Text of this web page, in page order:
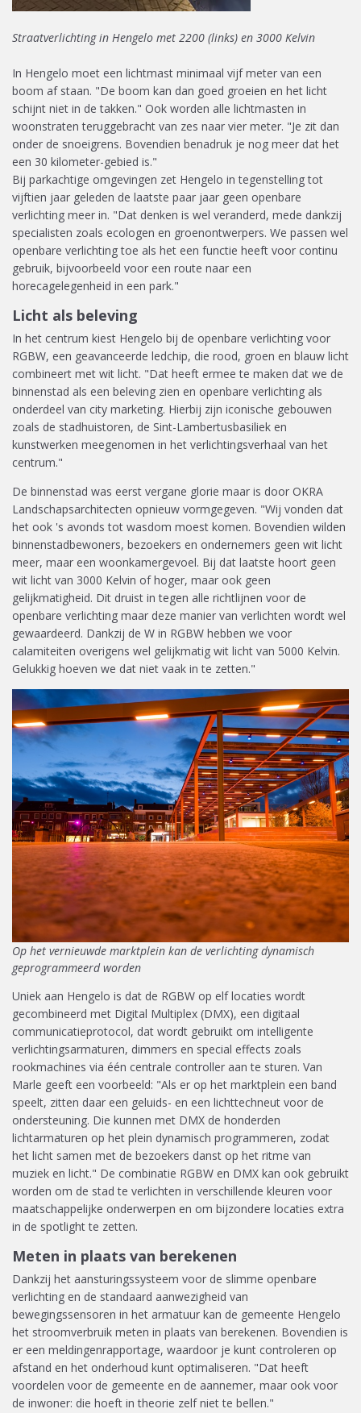
Straatverlichting in Hengelo met 2200 (links) en 3000 Kelvin
In Hengelo moet een lichtmast minimaal vijf meter van een
boom af staan. "De boom kan dan goed groeien en het licht
schijnt niet in de takken." Ook worden alle lichtmasten in
woonstraten teruggebracht van zes naar vier meter. "Je zit dan
onder de snoeigrens. Bovendien benadruk je nog meer dat het
een 30 kilometer-gebied is."
Bij parkachtige omgevingen zet Hengelo in tegenstelling tot
vijftien jaar geleden de laatste paar jaar geen openbare
verlichting meer in. "Dat denken is wel veranderd, mede dankzij
specialisten zoals ecologen en groenontwerpers. We passen wel
openbare verlichting toe als het een functie heeft voor continu
gebruik, bijvoorbeeld voor een route naar een
horecagelegenheid in een park."
Licht als beleving
In het centrum kiest Hengelo bij de openbare verlichting voor
RGBW, een geavanceerde ledchip, die rood, groen en blauw licht
combineert met wit licht. "Dat heeft ermee te maken dat we de
binnenstad als een beleving zien en openbare verlichting als
onderdeel van city marketing. Hierbij zijn iconische gebouwen
zoals de stadhuistoren, de Sint-Lambertusbasiliek en
kunstwerken meegenomen in het verlichtingsverhaal van het
centrum."
De binnenstad was eerst vergane glorie maar is door OKRA
Landschapsarchitecten opnieuw vormgegeven. "Wij vonden dat
het ook 's avonds tot wasdom moest komen. Bovendien wilden
binnenstadbewoners, bezoekers en ondernemers geen wit licht
meer, maar een woonkamergevoel. Bij dat laatste hoort geen
wit licht van 3000 Kelvin of hoger, maar ook geen
gelijkmatigheid. Dit druist in tegen alle richtlijnen voor de
openbare verlichting maar deze manier van verlichten wordt wel
gewaardeerd. Dankzij de W in RGBW hebben we voor
calamiteiten overigens wel gelijkmatig wit licht van 5000 Kelvin.
Gelukkig hoeven we dat niet vaak in te zetten."
Op het vernieuwde marktplein kan de verlichting dynamisch
geprogrammeerd worden
Uniek aan Hengelo is dat de RGBW op elf locaties wordt
gecombineerd met Digital Multiplex (DMX), een digitaal
communicatieprotocol, dat wordt gebruikt om intelligente
verlichtingsarmaturen, dimmers en special effects zoals
rookmachines via één centrale controller aan te sturen. Van
Marle geeft een voorbeeld: "Als er op het marktplein een band
speelt, zitten daar een geluids- en een lichttechneut voor de
ondersteuning. Die kunnen met DMX de honderden
lichtarmaturen op het plein dynamisch programmeren, zodat
het licht samen met de bezoekers danst op het ritme van
muziek en licht." De combinatie RGBW en DMX kan ook gebruikt
worden om de stad te verlichten in verschillende kleuren voor
maatschappelijke onderwerpen en om bijzondere locaties extra
in de spotlight te zetten.
Meten in plaats van berekenen
Dankzij het aansturingssysteem voor de slimme openbare
verlichting en de standaard aanwezigheid van
bewegingssensoren in het armatuur kan de gemeente Hengelo
het stroomverbruik meten in plaats van berekenen. Bovendien is
er een meldingenrapportage, waardoor je kunt controleren op
afstand en het onderhoud kunt optimaliseren. "Dat heeft
voordelen voor de gemeente en de aannemer, maar ook voor
de inwoner: die hoeft in theorie zelf niet te bellen."